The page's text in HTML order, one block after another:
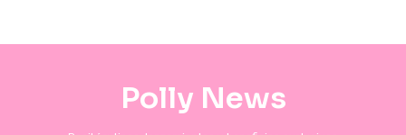
Polly News